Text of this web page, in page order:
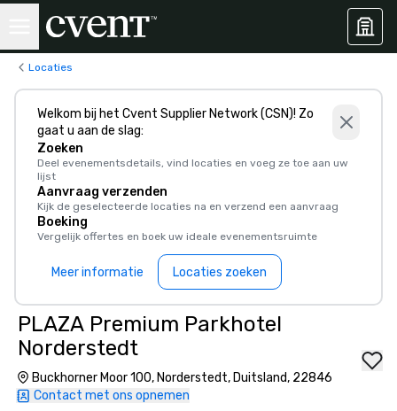
Locaties
Welkom bij het Cvent Supplier Network (CSN)! Zo
gaat u aan de slag:
Zoeken
Deel evenementsdetails, vind locaties en voeg ze toe aan uw
lijst
Aanvraag verzenden
Kijk de geselecteerde locaties na en verzend een aanvraag
Boeking
Vergelijk offertes en boek uw ideale evenementsruimte
Meer informatie Locaties zoeken
PLAZA Premium Parkhotel
Norderstedt
Buckhorner Moor 100, Norderstedt, Duitsland, 22846
Contact met ons opnemen